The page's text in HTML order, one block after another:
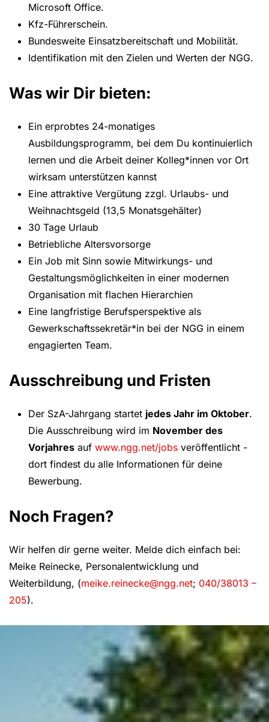
Microsoft Office.
Kfz-Führerschein.
Bundesweite Einsatzbereitschaft und Mobilität.
Identifikation mit den Zielen und Werten der NGG.
Was wir Dir bieten:
Ein erprobtes 24-monatiges
Ausbildungsprogramm, bei dem Du kontinuierlich
lernen und die Arbeit deiner Kolleg*innen vor Ort
wirksam unterstützen kannst
Eine attraktive Vergütung zzgl. Urlaubs- und
Weihnachtsgeld (13,5 Monatsgehälter)
30 Tage Urlaub
Betriebliche Altersvorsorge
Ein Job mit Sinn sowie Mitwirkungs- und
Gestaltungsmöglichkeiten in einer modernen
Organisation mit flachen Hierarchien
Eine langfristige Berufsperspektive als
Gewerkschaftssekretär*in bei der NGG in einem
engagierten Team.
Ausschreibung und Fristen
Der SzA-Jahrgang startet jedes Jahr im Oktober.
Die Ausschreibung wird im November des
Vorjahres auf www.ngg.net/jobs veröffentlicht -
dort findest du alle Informationen für deine
Bewerbung.
Noch Fragen?
Wir helfen dir gerne weiter. Melde dich einfach bei:
Meike Reinecke, Personalentwicklung und
Weiterbildung, (meike.reinecke@ngg.net; 040/38013 –
205).